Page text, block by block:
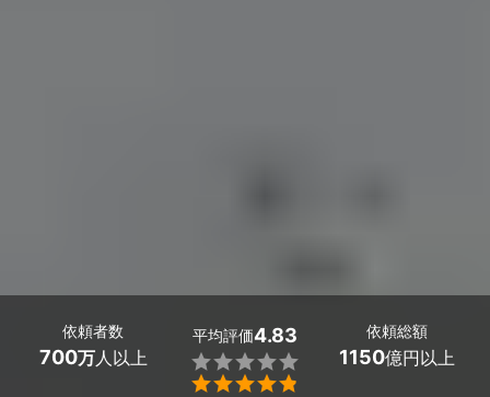
依頼者数
700万人以上
平均評価4.83


依頼総額
1150億円以上